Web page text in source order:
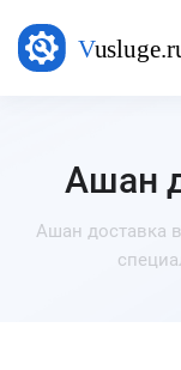
Ашан
Ашан доставка